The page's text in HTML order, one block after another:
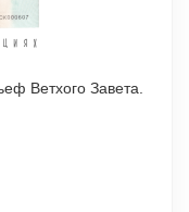
Ветхого Завета.